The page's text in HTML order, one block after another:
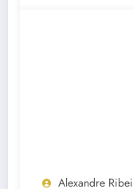
Alexandre